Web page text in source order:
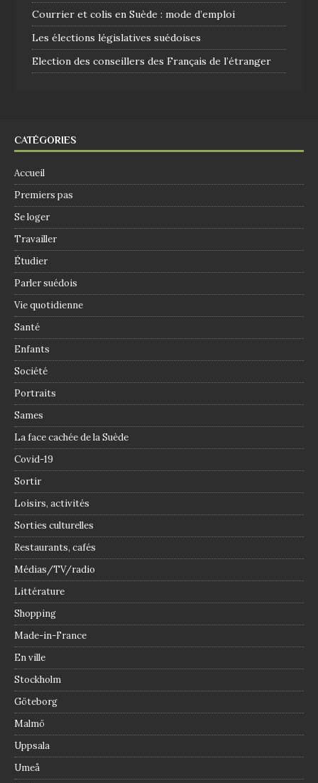
Courrier et colis en Suède : mode d’emploi
Les élections législatives suédoises
Election des conseillers des Français de l’étranger
CATÉGORIES
Accueil
Premiers pas
Se loger
Travailler
Étudier
Parler suédois
Vie quotidienne
Santé
Enfants
Société
Portraits
Sames
La face cachée de la Suède
Covid-19
Sortir
Loisirs, activités
Sorties culturelles
Restaurants, cafés
Médias/TV/radio
Littérature
Shopping
Made-in-France
En ville
Stockholm
Göteborg
Malmö
Uppsala
Umeå